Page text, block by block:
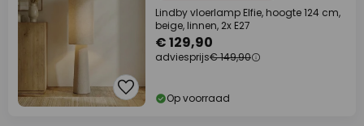
Lindby vloerlamp Elfie, hoogte 124 cm,
beige, linnen, 2x E27
€ 129,90
adviesprijs€ 149,90
Op voorraad